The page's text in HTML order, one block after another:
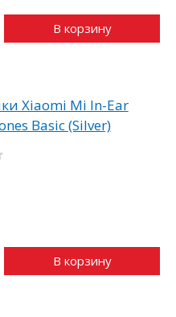
В корзину
Xiaomi Mi In-Ear
Basic (Silver)
В корзину